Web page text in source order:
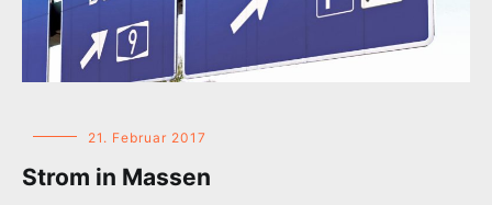
21. Februar 2017
Strom in Massen